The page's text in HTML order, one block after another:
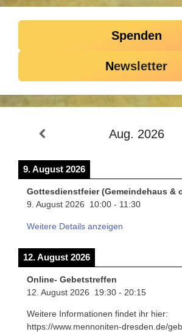
Spenden
Newsletter
Aug. 2026
9. August 2026
Gottesdienstfeier (Gemeindehaus &
9. August 2026
10:00 - 11:30
Weitere Details anzeigen
12. August 2026
Online- Gebetstreffen
12. August 2026
19:30 - 20:15
Weitere Informationen findet ihr hier:
https://www.mennoniten-dresden.de/